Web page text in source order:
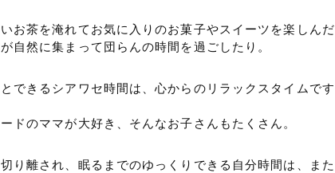
お茶を淹れてお気に入りのお菓子やスイーツを楽しんだ
自然に集まって団らんの時間を過ごしたり。
できるシアワセ時間は、心からのリラックスタイムです
ドのママが大好き、そんなお子さんもたくさん。
り離され、眠るまでのゆっくりできる自分時間は、また